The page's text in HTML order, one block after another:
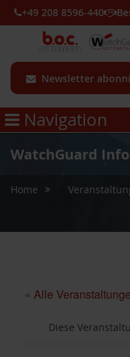
Newsletter
+49 208 8596-440
Navigation
WatchGuard
Home
« Alle
Diese